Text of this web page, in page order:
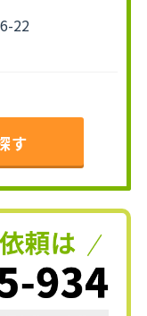
22
す